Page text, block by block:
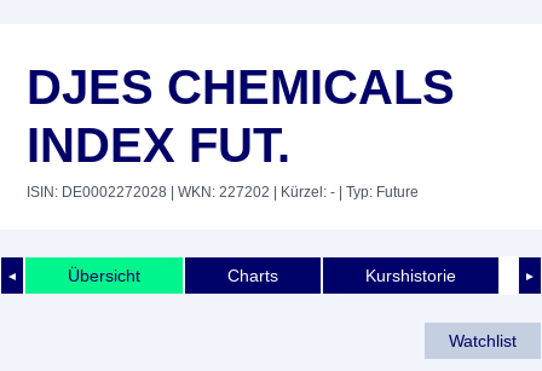
DJES CHEMICALS
INDEX FUT.
ISIN: DE0002272028 | WKN: 227202 | Kürzel: - | Typ: Future
◄ ►
Übersicht Charts Kurshistorie
Watchlist